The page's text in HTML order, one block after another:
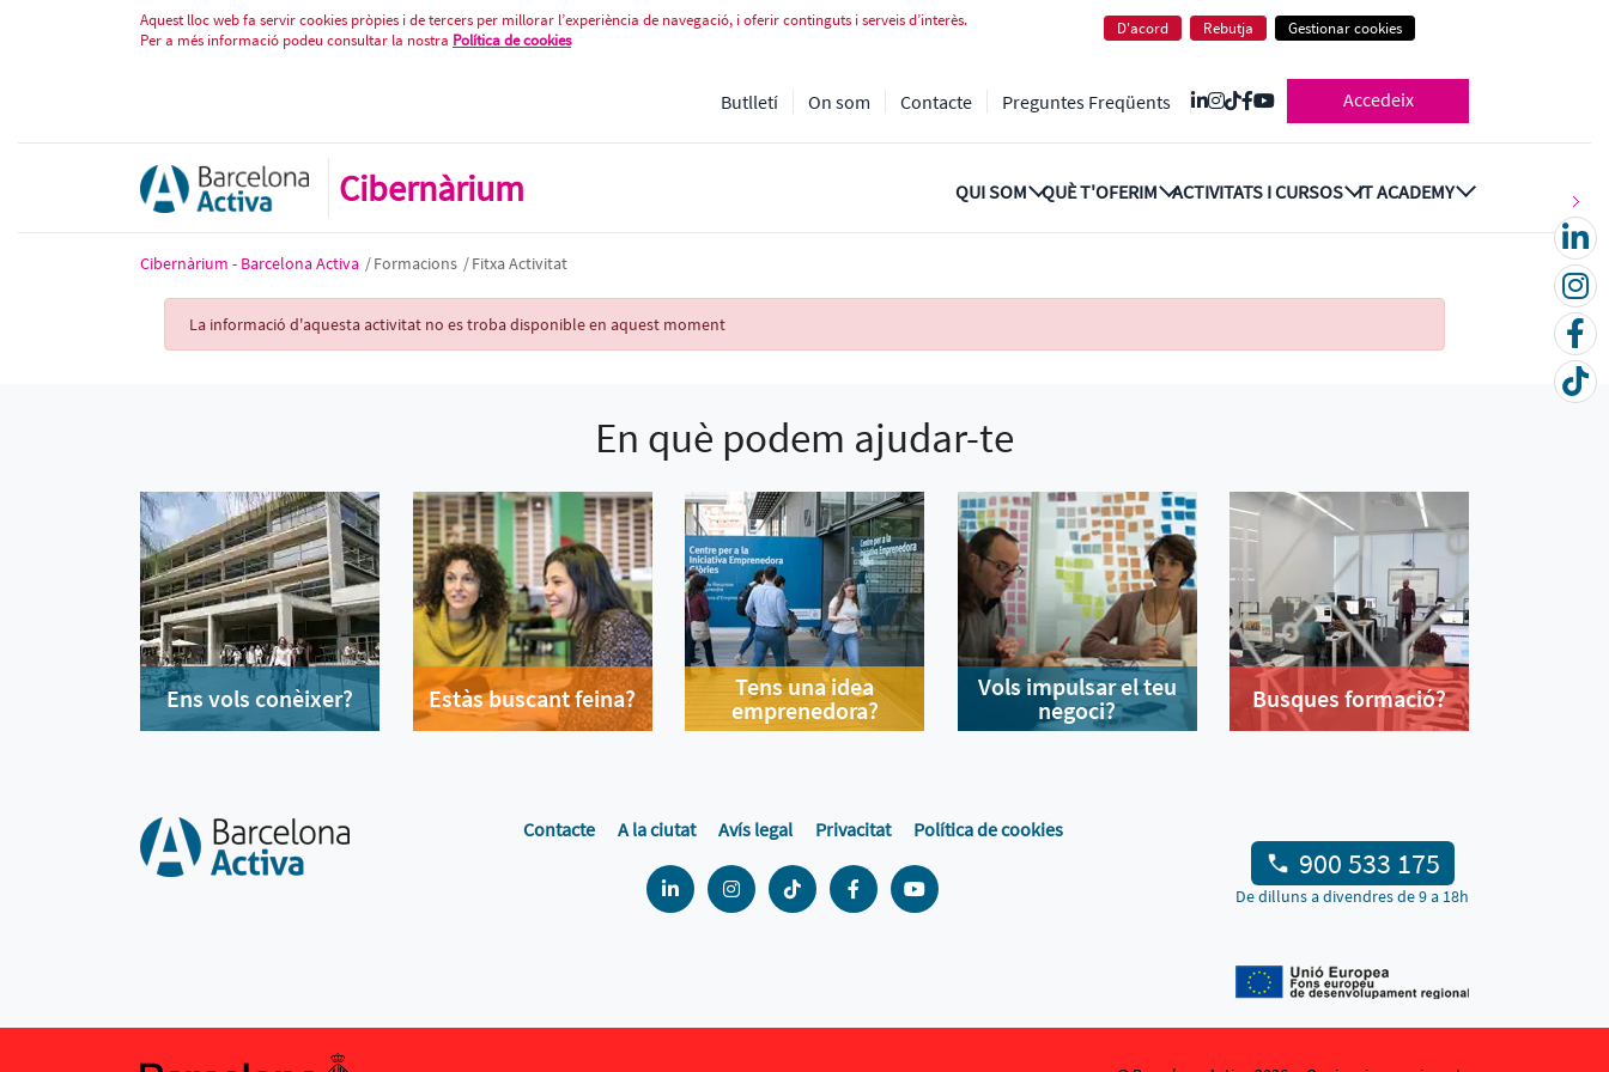
Fitxa ActivitatAquest lloc web fa servir cookies pròpies i de tercers per millorar l’experiència de navegació, i oferir continguts i serveis d’interès.
Per a més informació podeu consultar la nostra Política de cookies
D'acord Rebutja Gestionar cookies
Butlletí On som Contacte Preguntes Freqüents Accedeix
Cibernàrium QUI SOM QUÈ T'OFERIM ACTIVITATS I CURSOS IT ACADEMY
Cibernàrium - Barcelona Activa /Formacions /Fitxa Activitat
Activity Record
La informació d'aquesta activitat no es troba disponible en aquest moment
En què podem ajudar-te
Ens vols conèixer? Estàs buscant feina?
Tens una idea
emprenedora?
Vols impulsar el teu
negoci?
Busques formació?
Contacte A la ciutat Avís legal Privacitat Política de cookies
900 533 175
De dilluns a divendres de 9 a 18h